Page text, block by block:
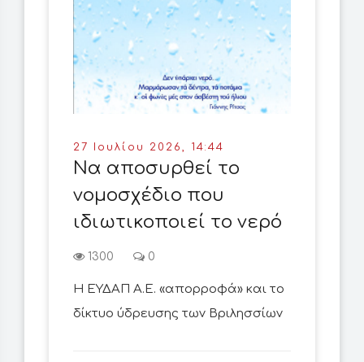
27 Ιουλίου 2026, 14:44
Να αποσυρθεί το
νομοσχέδιο που
ιδιωτικοποιεί το νερό
1300 0
Η ΕΥΔΑΠ Α.Ε. «απορροφά» και το
δίκτυο ύδρευσης των Βριλησσίων